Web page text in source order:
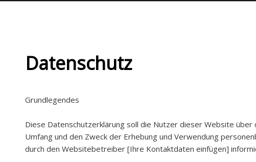
Datenschutz
Grundlegendes
Diese Datenschutzerklärung soll die Nutzer dieser Website über
Umfang und den Zweck der Erhebung und Verwendung
durch den Websitebetreiber [Ihre Kontaktdaten einfügen]